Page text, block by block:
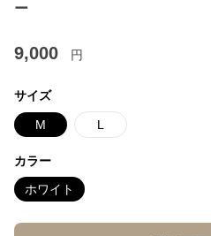
ー
9,000 円
サイズ
M L
カラー
ホワイト